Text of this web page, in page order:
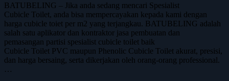
BATUBELING – Jika anda sedang mencari Spesialist
Cubicle Toilet, anda bisa mempercayakan kepada kami dengan
harga cubicle toiet per m2 yang terjangkau. BATUBELING adalah
salah satu aplikator dan kontraktor jasa pembuatan dan
pemasangan partisi spesialist cubicle toilet baik
Cubicle Toilet PVC maupun Phenolic Cubicle Toilet akurat, presisi,
dan harga bersaing, serta dikerjakan oleh orang-orang professional.
…